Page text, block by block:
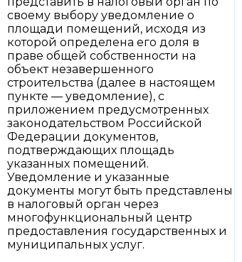
своему выбору уведомление о
площади помещений, исходя из
которой определена его доля в
праве общей собственности на
объект незавершенного
строительства (далее в настоящем
пункте — уведомление), с
приложением предусмотренных
законодательством Российской
Федерации документов,
подтверждающих площадь
указанных помещений.
Уведомление и указанные
документы могут быть представлены
в налоговый орган через
многофункциональный центр
предоставления государственных и
муниципальных услуг.